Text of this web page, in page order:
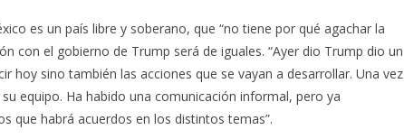
es un país libre y soberano, que “no tiene por qué agachar la
con el gobierno de Trump será de iguales. “Ayer dio Trump dio un
hoy sino también las acciones que se vayan a desarrollar. Una vez
equipo. Ha habido una comunicación informal, pero ya
que habrá acuerdos en los distintos temas”.